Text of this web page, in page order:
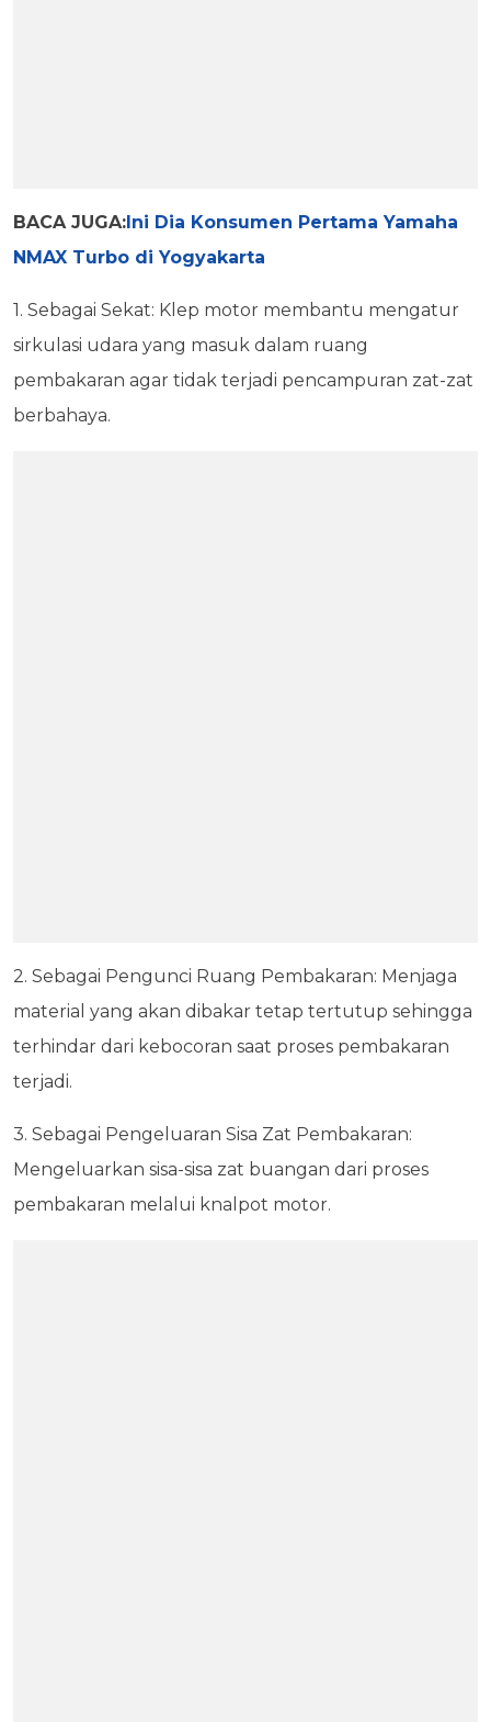
BACA JUGA:Ini Dia Konsumen Pertama Yamaha
NMAX Turbo di Yogyakarta
1. Sebagai Sekat: Klep motor membantu mengatur
sirkulasi udara yang masuk dalam ruang
pembakaran agar tidak terjadi pencampuran zat-zat
berbahaya.
2. Sebagai Pengunci Ruang Pembakaran: Menjaga
material yang akan dibakar tetap tertutup sehingga
terhindar dari kebocoran saat proses pembakaran
terjadi.
3. Sebagai Pengeluaran Sisa Zat Pembakaran:
Mengeluarkan sisa-sisa zat buangan dari proses
pembakaran melalui knalpot motor.